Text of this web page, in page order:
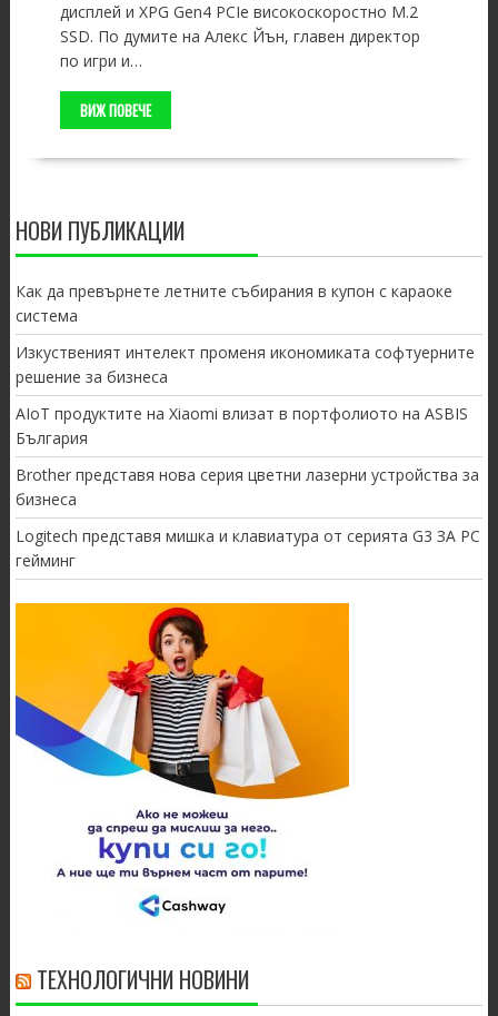
дисплей и XPG Gen4 PCIe високоскоростно M.2
SSD. По думите на Алекс Йън, главен директор
по игри и…
ВИЖ ПОВЕЧЕ
НОВИ ПУБЛИКАЦИИ
Как да превърнете летните събирания в купон с караоке
система
Изкуственият интелект променя икономиката софтуерните
решение за бизнеса
AIoT продуктите на Xiaomi влизат в портфолиото на ASBIS
България
Brother представя нова серия цветни лазерни устройства за
бизнеса
Logitech представя мишка и клавиатура от серията G3 ЗА PC
гейминг
ТЕХНОЛОГИЧНИ НОВИНИ